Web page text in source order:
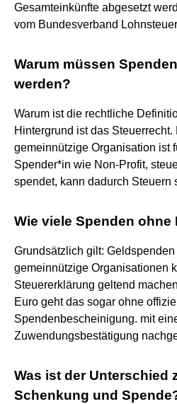
Gesamteinkünfte abgesetzt
vom Bundesverband
Warum müssen
werden?
Warum ist die rechtliche
Hintergrund ist das
gemeinnützige Organisation ist
Spender*in wie Non-Profit,
spendet, kann dadurch Steuern
Wie viele Spenden ohne
Grundsätzlich gilt:
gemeinnützige Organisationen
Steuererklärung geltend
Euro geht das sogar ohne
Spendenbescheinigung. mit
Zuwendungsbestätigung
Was ist der Unterschied
Schenkung und